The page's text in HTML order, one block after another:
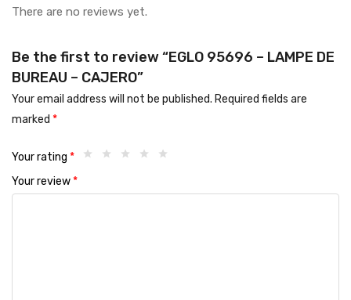
There are no reviews yet.
Be the first to review “EGLO 95696 – LAMPE DE
BUREAU – CAJERO”
Your email address will not be published. Required fields are
marked *
Your rating *
Your review*